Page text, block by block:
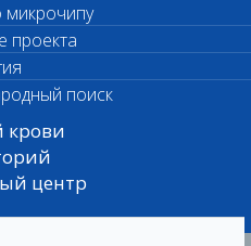
микрочипу
проекта
поиск
крови
центр
исследования
исследования